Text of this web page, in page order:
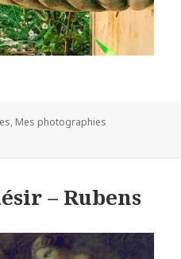
, Mes photographies
– Rubens